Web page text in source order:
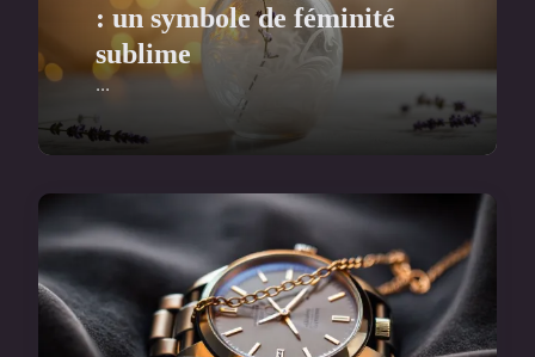
: un symbole de féminité
sublime
...